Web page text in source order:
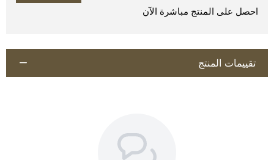
احصل على المنتج مباشرة الآن
اطلب المنتج
تقييمات المنتج